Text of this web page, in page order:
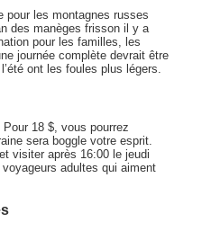
pour les montagnes russes
des manèges frisson il y a
pour les familles, les
journée complète devrait être
ont les foules plus légers.
18 $, vous pourrez
sera boggle votre esprit.
visiter après 16:00 le jeudi
adultes qui aiment